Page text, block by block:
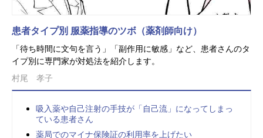
患者タイプ別 服薬指導のツボ（薬剤師向け）
「待ち時間に文句を言う」「副作用に敏感」など、患者さんのタ
イプ別に専門家が対処法を紹介します。
村尾 孝子
吸入薬や自己注射の手技が「自己流」になってしまっ
ている患者さん
薬局でのマイナ保険証の利用率を上げたい